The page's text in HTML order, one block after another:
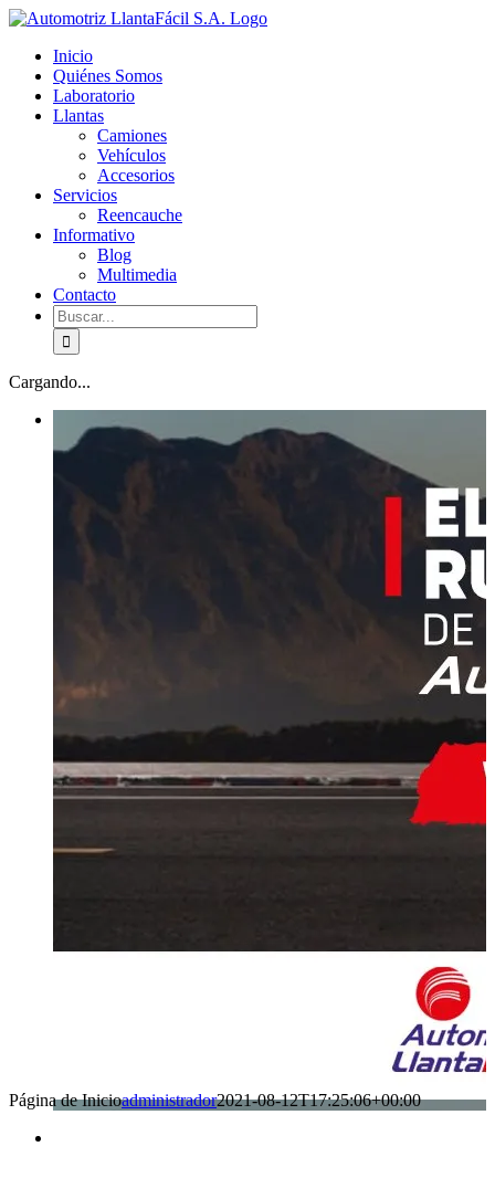
Skip
content
facebook
youtube
Inicio
Quiénes Somos
Laboratorio
Llantas
Camiones
Vehículos
Accesorios
Servicios
Reencauche
Informativo
Blog
Multimedia
Contacto
Buscar:
Cargando...
Página de Inicioadministrador2021-08-12T17:25:06+00:00